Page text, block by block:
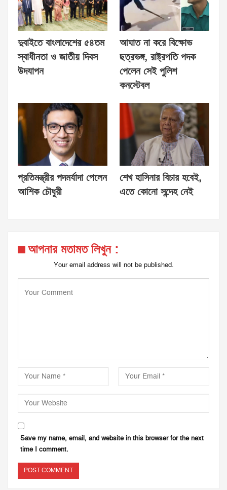
দুবাইতে বাংলাদেশের ৫৪তম
স্বাধীনতা ও জাতীয় দিবস
উদযাপন
আঘাত না করে বিক্ষোভ
ছত্রভঙ্গ, রাষ্ট্রপতি পদক
পেলেন সেই পুলিশ
কনস্টেবল
প্রতিমন্ত্রীর পদমর্যাদা পেলেন
আশিক চৌধুরী
শেখ হাসিনার বিচার হবেই,
এতে কোনো সন্দেহ নেই
আপনার মতামত লিখুন :
Your email address will not be published.
Save my name, email, and website in this browser for the next
time I comment.